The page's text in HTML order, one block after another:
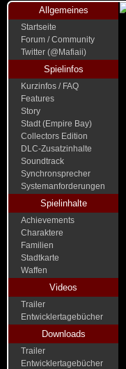
Allgemeines
Startseite
Forum / Community
Twitter (@Mafiaii)
Spielinfos
Kurzinfos / FAQ
Features
Story
Stadt (Empire Bay)
Collectors Edition
DLC-Zusatzinhalte
Soundtrack
Synchronsprecher
Systemanforderungen
Spielinhalte
Achievements
Charaktere
Familien
Stadtkarte
Waffen
Videos
Trailer
Entwicklertagebücher
Downloads
Trailer
Entwicklertagebücher